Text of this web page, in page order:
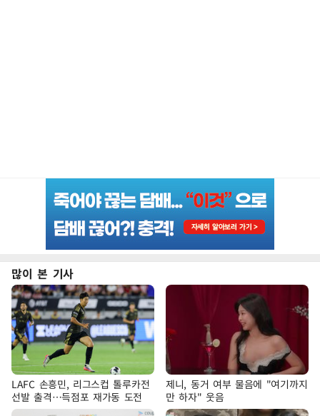
많이 본 기사
LAFC 손흥민, 리그스컵 톨루카전
선발 출격…득점포 재가동 도전
제니, 동거 여부 물음에 "여기까지
만 하자" 웃음